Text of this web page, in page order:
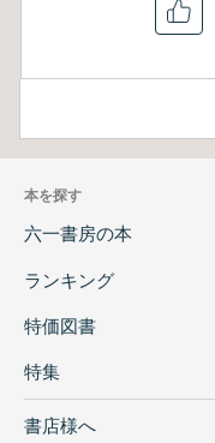
本を探す
六一書房の本
ランキング
特価図書
特集
書店様へ